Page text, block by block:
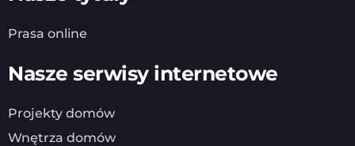
Prasa online
Nasze serwisy internetowe
Projekty domów
Wnętrza domów